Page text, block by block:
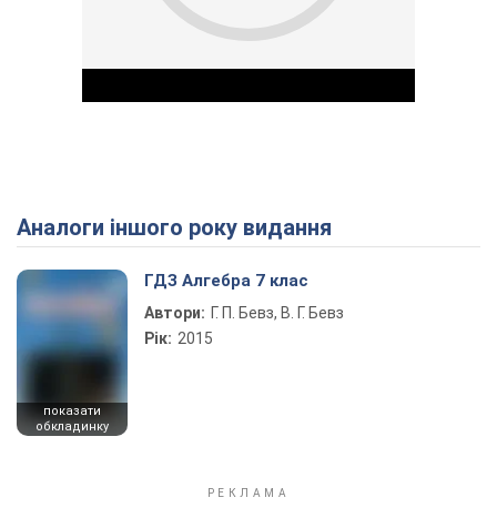
Play Video
Аналоги іншого року видання
показати
обкладинку
ГДЗ Алгебра 7 клас
Автори: Г. П. Бевз, В. Г. Бевз
Рік: 2015